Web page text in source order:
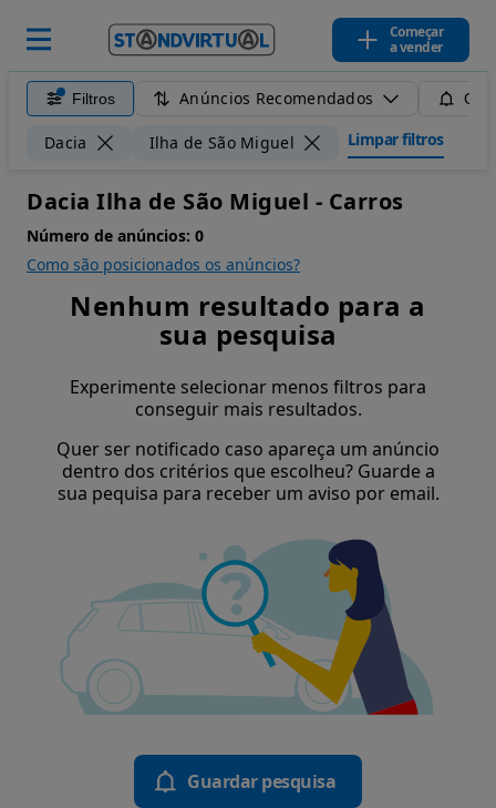
Começar
a vender
Filtros Anúncios Recomendados
Dacia Ilha de São Miguel Limpar filtros
Dacia Ilha de São Miguel - Carros
Número de anúncios: 0
Como são posicionados os anúncios?
Nenhum resultado para a
sua pesquisa
Experimente selecionar menos filtros para
conseguir mais resultados.
Quer ser notificado caso apareça um anúncio
dentro dos critérios que escolheu? Guarde a
sua pequisa para receber um aviso por email.
Guardar pesquisa